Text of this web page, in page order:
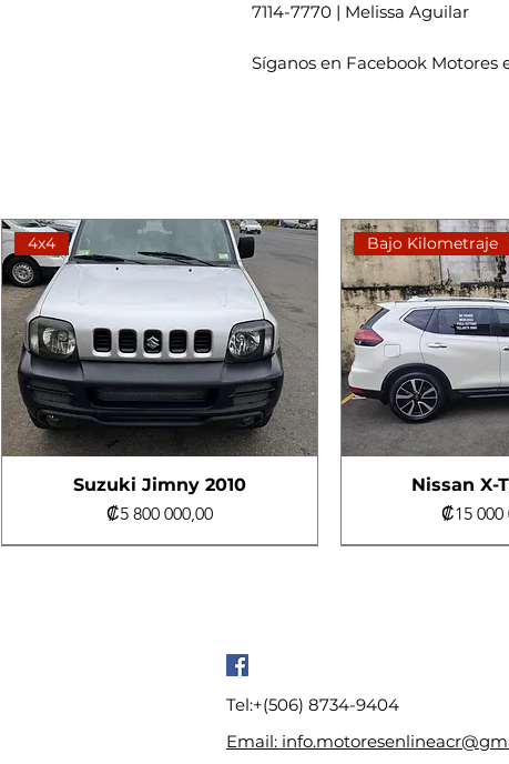
7114-7770 | Melissa Aguilar
Síganos en Facebook Motores
4x4
Suzuki Jimny 2010
Precio
₡5 800 000,00
Bajo Kilometraje
Nissan X-
Precio
₡15 000
Tel:+(506) 8734-9404
Email: